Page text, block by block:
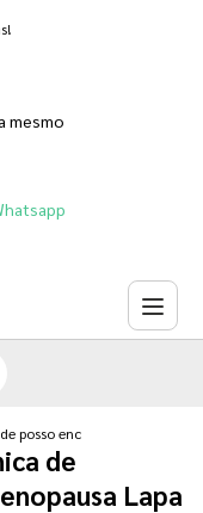
mesmo
hormonal feminina natural
posso encontrar clinica de
de
Lapa